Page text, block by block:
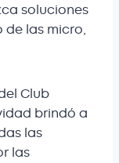
soluciones
de las micro,
Club
brindó a
las
las